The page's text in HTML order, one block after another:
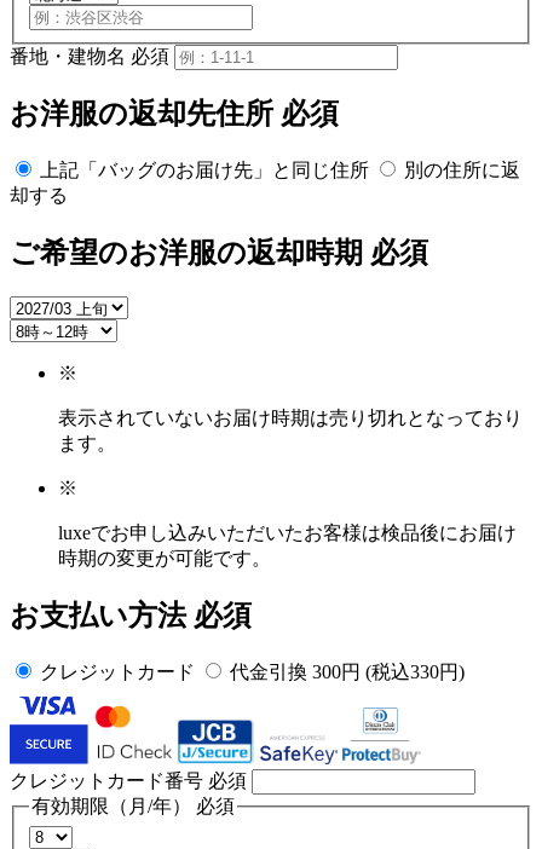
番地・建物名 必須
お洋服の返却先住所 必須
上記「バッグのお届け先」と同じ住所
別の住所に返
却する
ご希望のお洋服の返却時期 必須
※
表示されていないお届け時期は売り切れとなっており
ます。
※
luxeでお申し込みいただいたお客様は検品後にお届け
時期の変更が可能です。
お支払い方法 必須
クレジットカード 代金引換 300円 (税込330円)
クレジットカード番号 必須
有効期限（月/年）
必須